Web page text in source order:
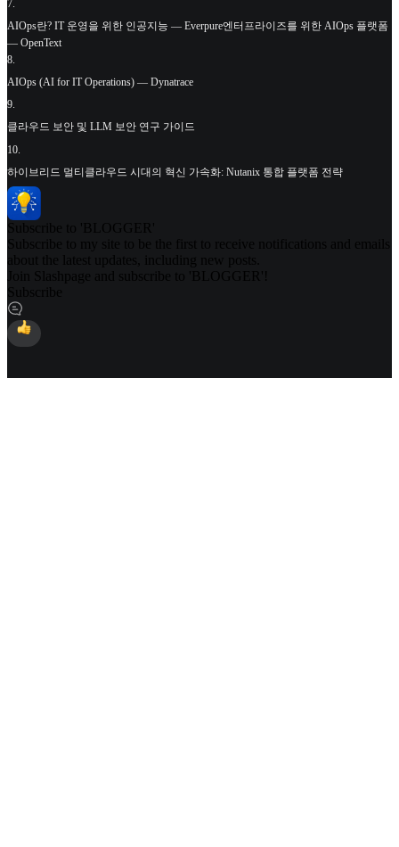
7
AIOps란? IT 운영을 위한 인공지능 — Everpure엔터프라이즈를 위한 AIOps 플랫폼
— OpenText
8.
AIOps (AI for IT Operations) — Dynatrace
9.
클라우드 보안 및 LLM 보안 연구 가이드
10
하이브리드 멀티클라우드 시대의 혁신 가속화: Nutanix 통합 플랫폼 전략
Subscribe to 'BLOGGER'
Subscribe to my site to be the first to receive notifications and emails
about the latest updates, including new posts.
Join Slashpage and subscribe to 'BLOGGER'!
Subscribe